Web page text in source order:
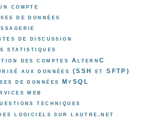
compte
de données
de discussion
statistiques
des comptes AlternC
aux données (SSH et SFTP)
de données MySQL
web
techniques
logiciels sur lautre.net